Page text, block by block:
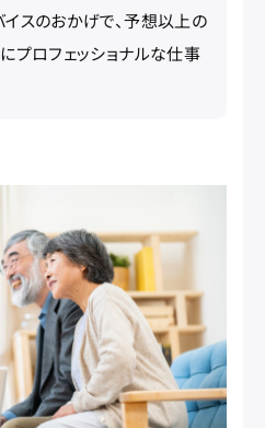
スのおかげで、予想以上の
プロフェッショナルな仕事